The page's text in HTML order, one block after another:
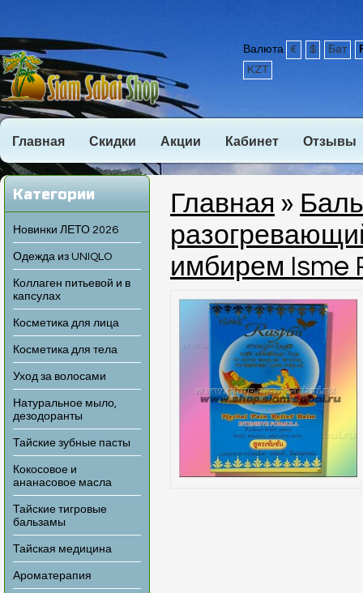
Валюта € $ Бат
KZT
Главная Скидки Акции Кабинет Отзывы
Категории
Новинки ЛЕТО 2026
Одежда из UNIQLO
Коллаген питьевой и в
капсулах
Косметика для лица
Косметика для тела
Уход за волосами
Натуральное мыло,
дезодоранты
Тайские зубные пасты
Кокосовое и
ананасовое масла
Тайские тигровые
бальзамы
Тайская медицина
Ароматерапия
Главная »
имбирем Isme